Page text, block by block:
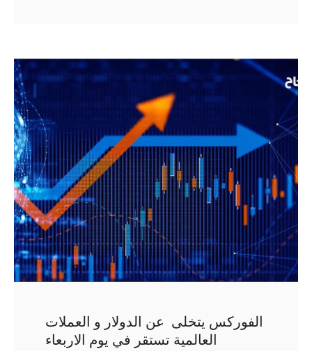
الفوركس يتخلى عن الدولار و العملات
العالمية تستقر في يوم الاربعاء